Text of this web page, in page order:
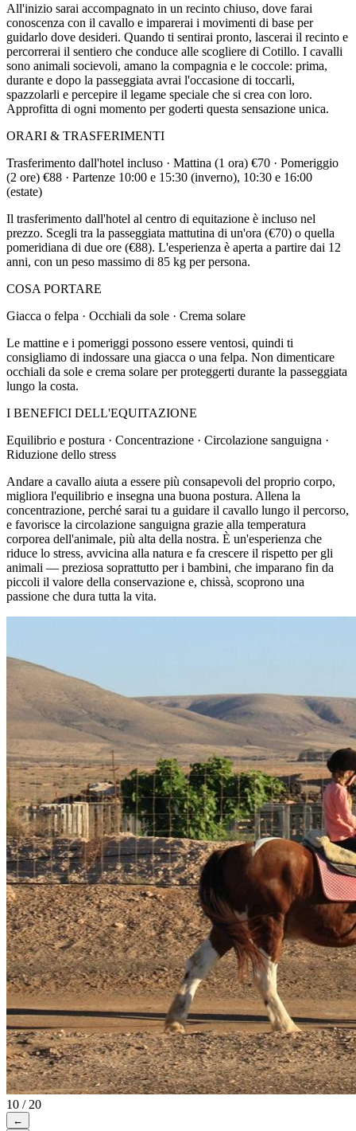
All'inizio sarai accompagnato in un recinto chiuso, dove farai
conoscenza con il cavallo e imparerai i movimenti di base per
guidarlo dove desideri. Quando ti sentirai pronto, lascerai il recinto e
percorrerai il sentiero che conduce alle scogliere di Cotillo. I cavalli
sono animali socievoli, amano la compagnia e le coccole: prima,
durante e dopo la passeggiata avrai l'occasione di toccarli,
spazzolarli e percepire il legame speciale che si crea con loro.
Approfitta di ogni momento per goderti questa sensazione unica.
ORARI & TRASFERIMENTI
Trasferimento dall'hotel incluso · Mattina (1 ora) €70 · Pomeriggio
(2 ore) €88 · Partenze 10:00 e 15:30 (inverno), 10:30 e 16:00
(estate)
Il trasferimento dall'hotel al centro di equitazione è incluso nel
prezzo. Scegli tra la passeggiata mattutina di un'ora (€70) o quella
pomeridiana di due ore (€88). L'esperienza è aperta a partire dai 12
anni, con un peso massimo di 85 kg per persona.
COSA PORTARE
Giacca o felpa · Occhiali da sole · Crema solare
Le mattine e i pomeriggi possono essere ventosi, quindi ti
consigliamo di indossare una giacca o una felpa. Non dimenticare
occhiali da sole e crema solare per proteggerti durante la passeggiata
lungo la costa.
I BENEFICI DELL'EQUITAZIONE
Equilibrio e postura · Concentrazione · Circolazione sanguigna ·
Riduzione dello stress
Andare a cavallo aiuta a essere più consapevoli del proprio corpo,
migliora l'equilibrio e insegna una buona postura. Allena la
concentrazione, perché sarai tu a guidare il cavallo lungo il percorso,
e favorisce la circolazione sanguigna grazie alla temperatura
corporea dell'animale, più alta della nostra. È un'esperienza che
riduce lo stress, avvicina alla natura e fa crescere il rispetto per gli
animali — preziosa soprattutto per i bambini, che imparano fin da
piccoli il valore della conservazione e, chissà, scoprono una
passione che dura tutta la vita.
10 / 20
←